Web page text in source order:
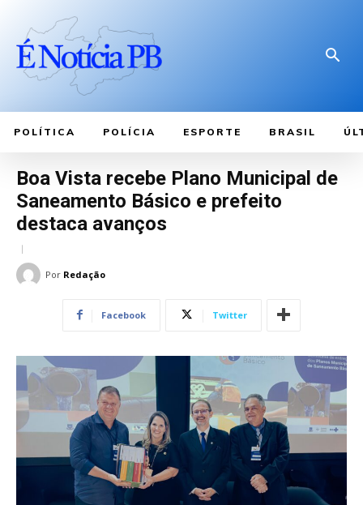
POLÍTICA POLÍCIA ESPORTE BRASIL
Boa Vista recebe Plano Municipal de
Saneamento Básico e prefeito
destaca avanços
Por Redação
Facebook Twitter